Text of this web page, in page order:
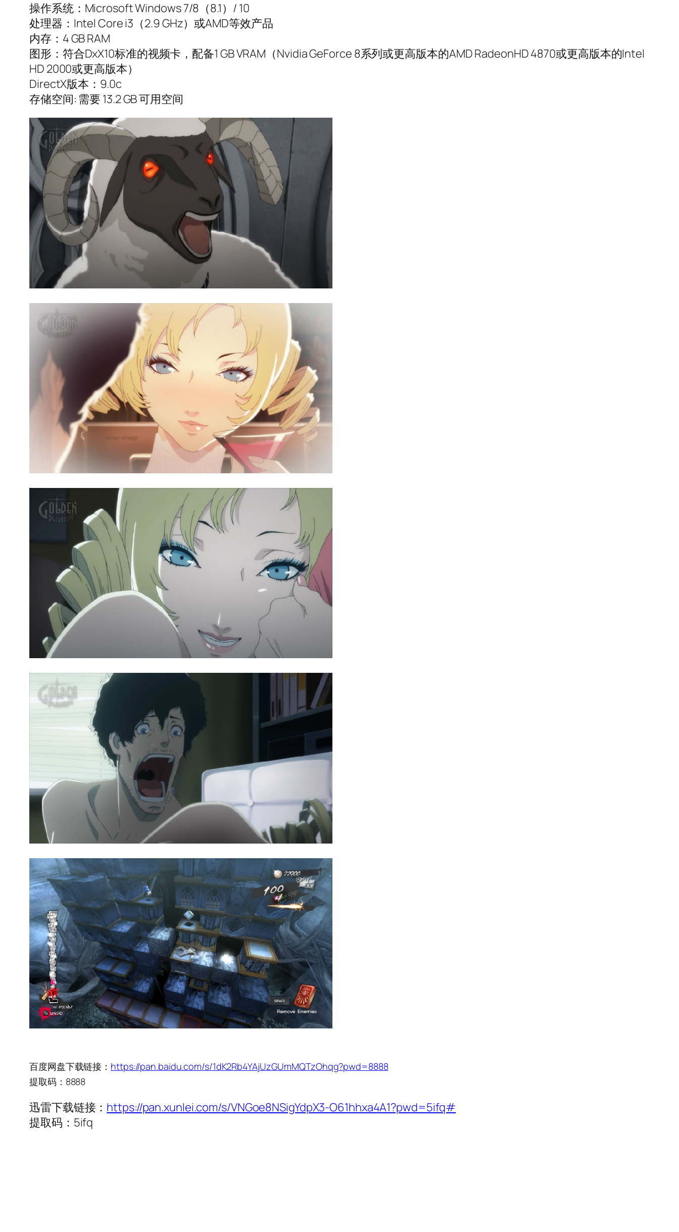
操作系统：Microsoft Windows 7/8（8.1）/ 10
处理器：Intel Core i3（2.9 GHz）或AMD等效产品
内存：4 GB RAM
图形：符合DxX10标准的视频卡，配备1 GB VRAM（Nvidia GeForce 8系列或更高版本的AMD RadeonHD 4870或更高版本的Intel
HD 2000或更高版本）
DirectX版本：9.0c
存储空间: 需要 13.2 GB 可用空间
百度网盘下载链接： https://pan.baidu.com/s/1dK2Rb4YAjUzGUmMQTzOhqg?pwd=8888
提取码：8888
迅雷下载链接： https://pan.xunlei.com/s/VNGoe8NSigYdpX3-O61hhxa4A1?pwd=5ifq#
提取码：5ifq